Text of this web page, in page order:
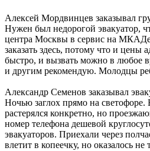
Алексей Мордвинцев заказывал
Нужен был недорогой эвакуатор,
центра Москвы в сервис на
заказать здесь, потому что и цены
быстро, и вызвать можно в любое
и другим рекомендую. Молодцы
Александр Семенов заказывал
Ночью заглох прямо на
растерялся конкретно, но
номер телефона дешевой
эвакуаторов. Приехали через
влетит в копеечку, но оказалось